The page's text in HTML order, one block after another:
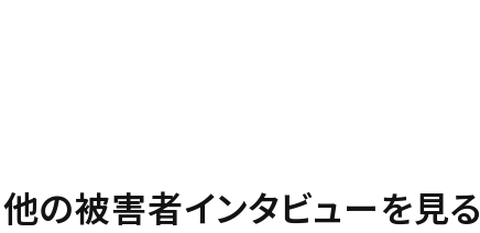
他の被害者インタビューを見る